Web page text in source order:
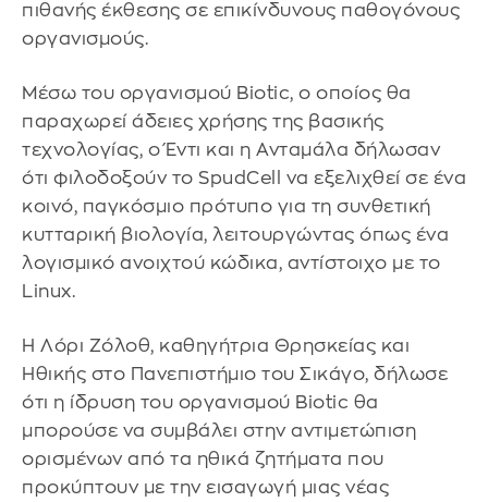
πιθανής έκθεσης σε επικίνδυνους παθογόνους
οργανισμούς.
Μέσω του οργανισμού Biotic, ο οποίος θα
παραχωρεί άδειες χρήσης της βασικής
τεχνολογίας, ο Έντι και η Ανταμάλα δήλωσαν
ότι φιλοδοξούν το SpudCell να εξελιχθεί σε ένα
κοινό, παγκόσμιο πρότυπο για τη συνθετική
κυτταρική βιολογία, λειτουργώντας όπως ένα
λογισμικό ανοιχτού κώδικα, αντίστοιχο με το
Linux.
Η Λόρι Ζόλοθ, καθηγήτρια Θρησκείας και
Ηθικής στο Πανεπιστήμιο του Σικάγο, δήλωσε
ότι η ίδρυση του οργανισμού Biotic θα
μπορούσε να συμβάλει στην αντιμετώπιση
ορισμένων από τα ηθικά ζητήματα που
προκύπτουν με την εισαγωγή μιας νέας